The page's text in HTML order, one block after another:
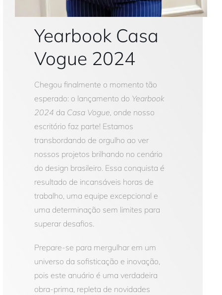
Yearbook Casa
Vogue 2024
Chegou finalmente o momento tão
esperado: o lançamento do Yearbook
2024 da Casa Vogue, onde nosso
escritório faz parte! Estamos
transbordando de orgulho ao ver
nossos projetos brilhando no cenário
do design brasileiro. Essa conquista é
resultado de incansáveis horas de
trabalho, uma equipe excepcional e
uma determinação sem limites para
superar desafios.
Prepare-se para mergulhar em um
universo da sofisticação e inovação,
pois este anuário é uma verdadeira
obra-prima, repleta de novidades